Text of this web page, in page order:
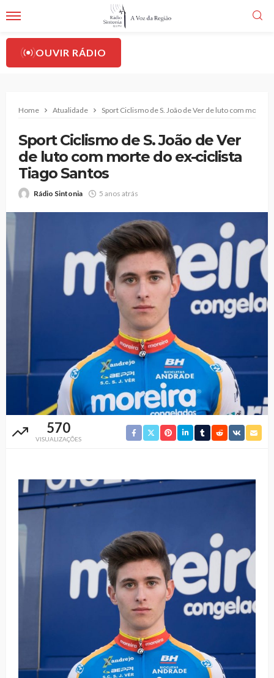
OUVIR RÁDIO
Home Atualidade Sport Ciclismo de S. João de Ver de luto com morte
Sport Ciclismo de S. João de Ver
de luto com morte do ex-ciclista
Tiago Santos
Rádio Sintonia 5 anos atrás
570
VISUALIZAÇÕES